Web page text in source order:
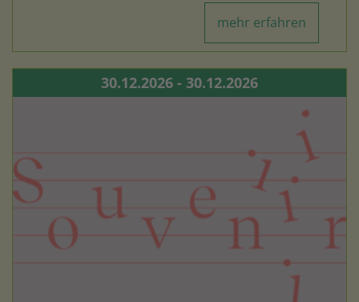
mehr erfahren
30.12.2026 - 30.12.2026